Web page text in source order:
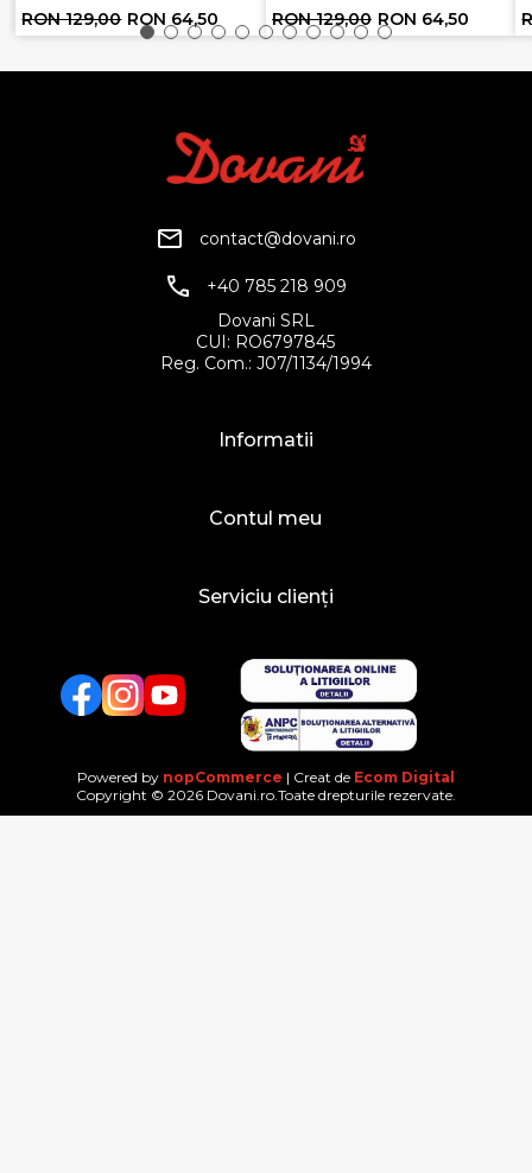
RON 129,00 RON 64,50 RON 129,00 RON 64,50
contact@dovani.ro
+40 785 218 909
Dovani SRL
CUI: RO6797845
Reg. Com.: J07/1134/1994
Informatii
Contul meu
Serviciu clienți
FacebookTwitterYouTube
Powered by nopCommerce | Creat de Ecom Digital
Copyright © 2026 Dovani.ro.Toate drepturile rezervate.